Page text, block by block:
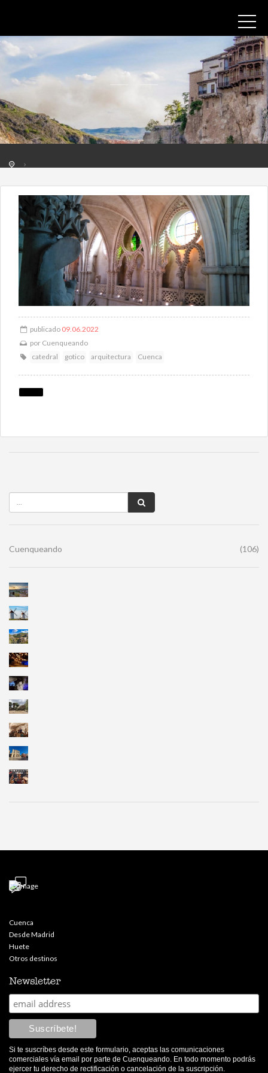
publicado 09.06.2022
por Cuenqueando
catedral
gotico arquitectura Cuenca
Cuenqueando (106)
Cuenca
Desde Madrid
Huete
Otros destinos
Newsletter
Si te suscríbes desde este formulario, aceptas las comunicaciones
comerciales vía email por parte de Cuenqueando. En todo momento podrás
ejercer tu derecho de rectificación o cancelación de la suscripción.